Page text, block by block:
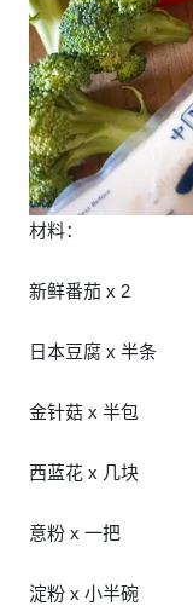
材料：
新鲜番茄 x 2
日本豆腐 x 半条
金针菇 x 半包
西蓝花 x 几块
意粉 x 一把
淀粉 x 小半碗